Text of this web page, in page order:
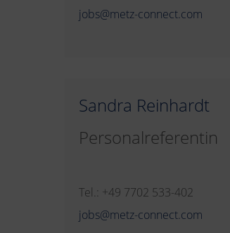
jobs@metz-connect.com
Sandra Reinhardt
Personalreferentin
Tel.: +49 7702 533-402
jobs@metz-connect.com